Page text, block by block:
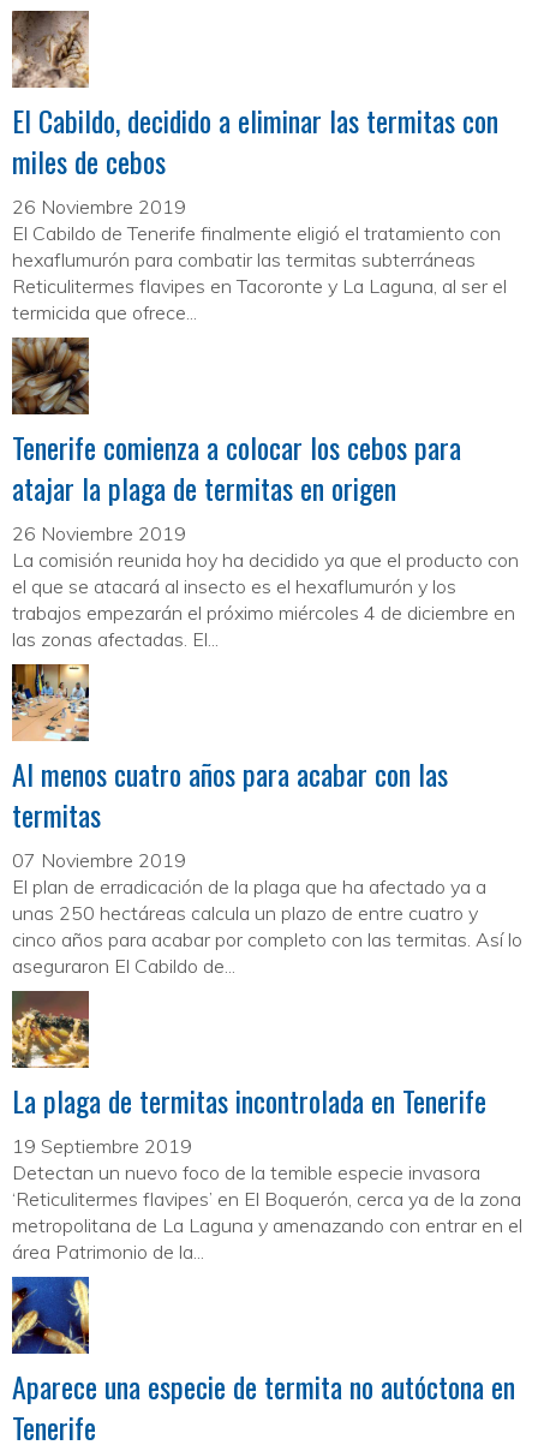
El Cabildo, decidido a eliminar las termitas con
miles de cebos
26 Noviembre 2019
El Cabildo de Tenerife finalmente eligió el tratamiento con
hexaflumurón para combatir las termitas subterráneas
Reticulitermes flavipes en Tacoronte y La Laguna, al ser el
termicida que ofrece...
Tenerife comienza a colocar los cebos para
atajar la plaga de termitas en origen
26 Noviembre 2019
La comisión reunida hoy ha decidido ya que el producto con
el que se atacará al insecto es el hexaflumurón y los
trabajos empezarán el próximo miércoles 4 de diciembre en
las zonas afectadas. El...
Al menos cuatro años para acabar con las
termitas
07 Noviembre 2019
El plan de erradicación de la plaga que ha afectado ya a
unas 250 hectáreas calcula un plazo de entre cuatro y
cinco años para acabar por completo con las termitas. Así lo
aseguraron El Cabildo de...
La plaga de termitas incontrolada en Tenerife
19 Septiembre 2019
Detectan un nuevo foco de la temible especie invasora
‘Reticulitermes flavipes’ en El Boquerón, cerca ya de la zona
metropolitana de La Laguna y amenazando con entrar en el
área Patrimonio de la...
Aparece una especie de termita no autóctona en
Tenerife